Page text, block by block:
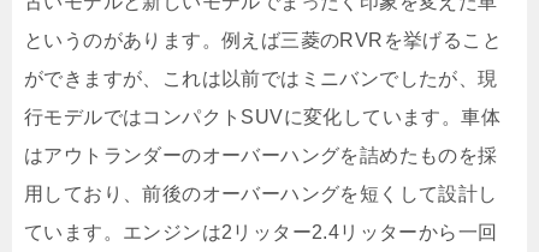
というのがあります。例えば三菱のRVRを挙げること
ができますが、これは以前ではミニバンでしたが、現
行モデルではコンパクトSUVに変化しています。車体
はアウトランダーのオーバーハングを詰めたものを採
用しており、前後のオーバーハングを短くして設計し
ています。エンジンは2リッター2.4リッターから一回